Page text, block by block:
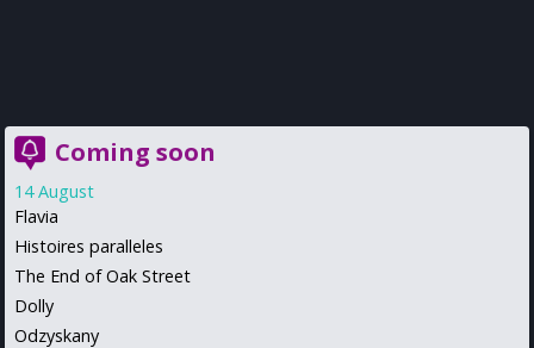
Coming soon
14 August
Flavia
Histoires paralleles
The End of Oak Street
Dolly
Odzyskany